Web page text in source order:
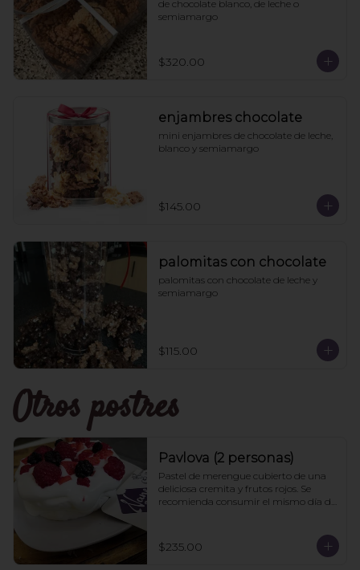
de chocolate blanco, de leche o
semiamargo
$320.00
enjambres chocolate
mini enjambres de chocolate de leche,
blanco y semiamargo
$145.00
palomitas con chocolate
palomitas con chocolate de leche y
semiamargo
$115.00
Otros postres
Pavlova (2 personas)
Pastel de merengue cubierto de una
deliciosa cremita y frutos rojos. Se
recomienda consumir el mismo día de
$235.00